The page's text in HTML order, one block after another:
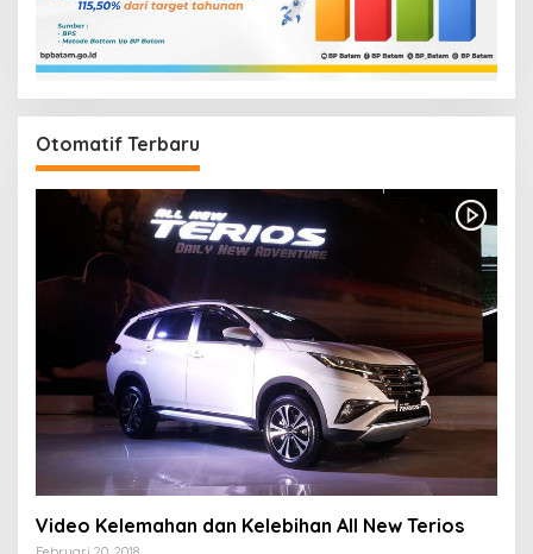
Otomatif Terbaru
Video Kelemahan dan Kelebihan All New Terios